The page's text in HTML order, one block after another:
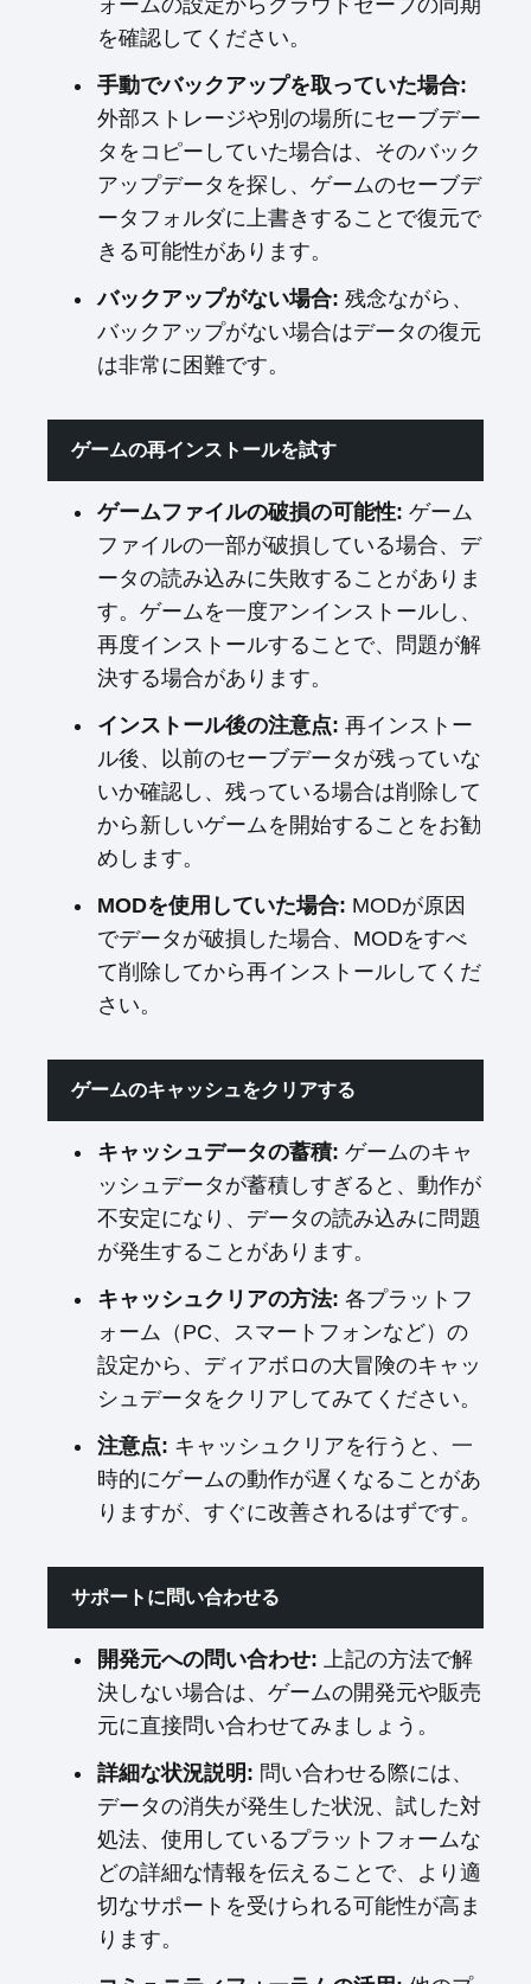
ォームの設定からクラウドセーブの同期
を確認してください。
手動でバックアップを取っていた場合:
外部ストレージや別の場所にセーブデー
タをコピーしていた場合は、そのバック
アップデータを探し、ゲームのセーブデ
ータフォルダに上書きすることで復元で
きる可能性があります。
バックアップがない場合: 残念ながら、
バックアップがない場合はデータの復元
は非常に困難です。
ゲームの再インストールを試す
ゲームファイルの破損の可能性: ゲーム
ファイルの一部が破損している場合、デ
ータの読み込みに失敗することがありま
す。ゲームを一度アンインストールし、
再度インストールすることで、問題が解
決する場合があります。
インストール後の注意点: 再インストー
ル後、以前のセーブデータが残っていな
いか確認し、残っている場合は削除して
から新しいゲームを開始することをお勧
めします。
MODを使用していた場合: MODが原因
でデータが破損した場合、MODをすべ
て削除してから再インストールしてくだ
さい。
ゲームのキャッシュをクリアする
キャッシュデータの蓄積: ゲームのキャ
ッシュデータが蓄積しすぎると、動作が
不安定になり、データの読み込みに問題
が発生することがあります。
キャッシュクリアの方法: 各プラットフ
ォーム（PC、スマートフォンなど）の
設定から、ディアボロの大冒険のキャッ
シュデータをクリアしてみてください。
注意点: キャッシュクリアを行うと、一
時的にゲームの動作が遅くなることがあ
りますが、すぐに改善されるはずです。
サポートに問い合わせる
開発元への問い合わせ: 上記の方法で解
決しない場合は、ゲームの開発元や販売
元に直接問い合わせてみましょう。
詳細な状況説明: 問い合わせる際には、
データの消失が発生した状況、試した対
処法、使用しているプラットフォームな
どの詳細な情報を伝えることで、より適
切なサポートを受けられる可能性が高ま
ります。